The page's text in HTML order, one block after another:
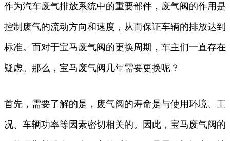
作为汽车废气排放系统中的重要部件，废气阀的作用是
控制废气的流动方向和速度，从而保证车辆的排放达到
标准。而对于宝马废气阀的更换周期，车主们一直存在
疑虑。那么，宝马废气阀几年需要更换呢？
首先，需要了解的是，废气阀的寿命是与使用环境、工
况、车辆功率等因素密切相关的。因此，宝马废气阀的